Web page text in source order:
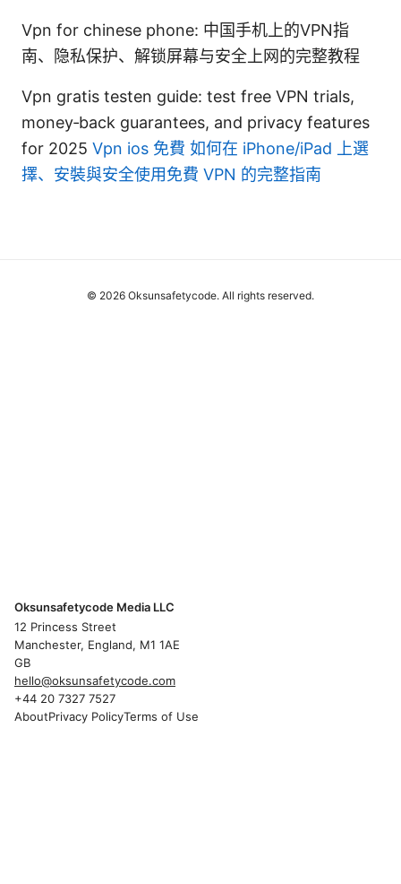
Vpn for chinese phone: 中国手机上的VPN指
南、隐私保护、解锁屏幕与安全上网的完整教程
Vpn gratis testen guide: test free VPN trials,
money‑back guarantees, and privacy features
for 2025 Vpn ios 免費 如何在 iPhone/iPad 上選
擇、安裝與安全使用免費 VPN 的完整指南
© 2026 Oksunsafetycode. All rights reserved.
Oksunsafetycode Media LLC
12 Princess Street
Manchester, England, M1 1AE
GB
hello@oksunsafetycode.com
+44 20 7327 7527
AboutPrivacy PolicyTerms of Use